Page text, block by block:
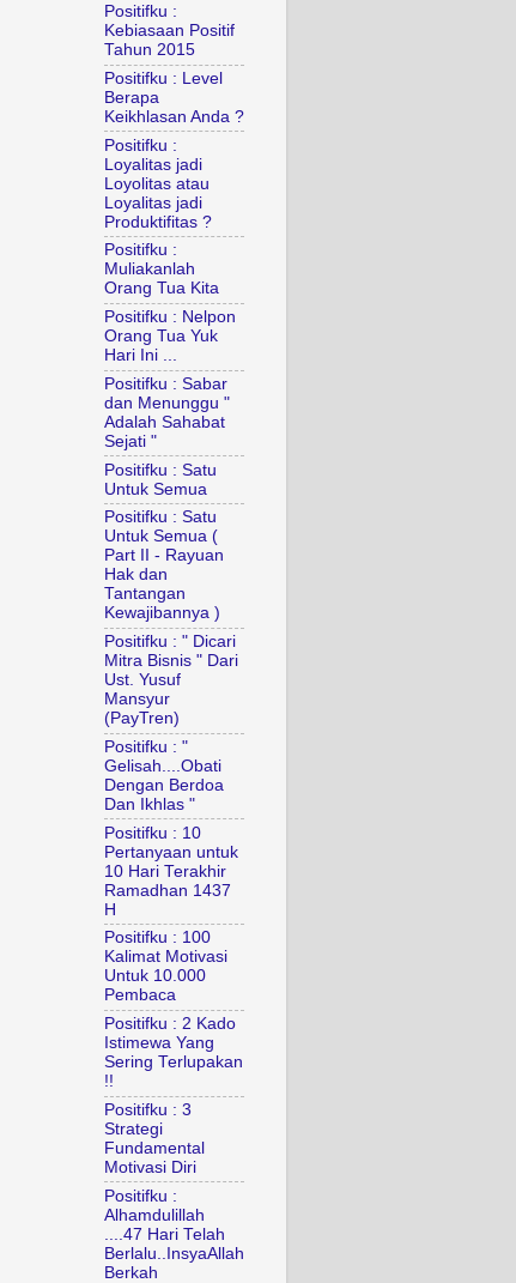
Positifku :
Kebiasaan Positif
Tahun 2015
Positifku : Level
Berapa
Keikhlasan Anda ?
Positifku :
Loyalitas jadi
Loyolitas atau
Loyalitas jadi
Produktifitas ?
Positifku :
Muliakanlah
Orang Tua Kita
Positifku : Nelpon
Orang Tua Yuk
Hari Ini ...
Positifku : Sabar
dan Menunggu "
Adalah Sahabat
Sejati "
Positifku : Satu
Untuk Semua
Positifku : Satu
Untuk Semua (
Part II - Rayuan
Hak dan
Tantangan
Kewajibannya )
Positifku : " Dicari
Mitra Bisnis " Dari
Ust. Yusuf
Mansyur
(PayTren)
Positifku : "
Gelisah....Obati
Dengan Berdoa
Dan Ikhlas "
Positifku : 10
Pertanyaan untuk
10 Hari Terakhir
Ramadhan 1437
H
Positifku : 100
Kalimat Motivasi
Untuk 10.000
Pembaca
Positifku : 2 Kado
Istimewa Yang
Sering Terlupakan
!!
Positifku : 3
Strategi
Fundamental
Motivasi Diri
Positifku :
Alhamdulillah
....47 Hari Telah
Berlalu..InsyaAllah
Berkah